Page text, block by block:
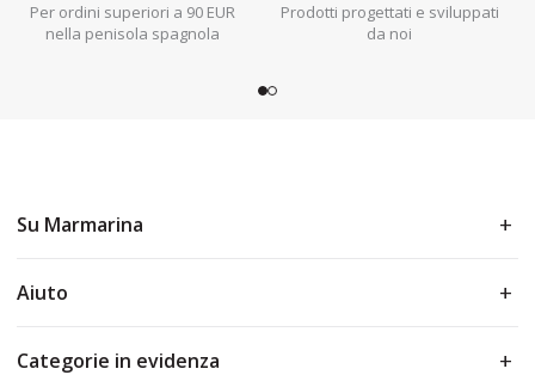
Per ordini superiori a 90 EUR
nella penisola spagnola
Prodotti progettati e sviluppati
da noi
Su Marmarina
Aiuto
Categorie in evidenza